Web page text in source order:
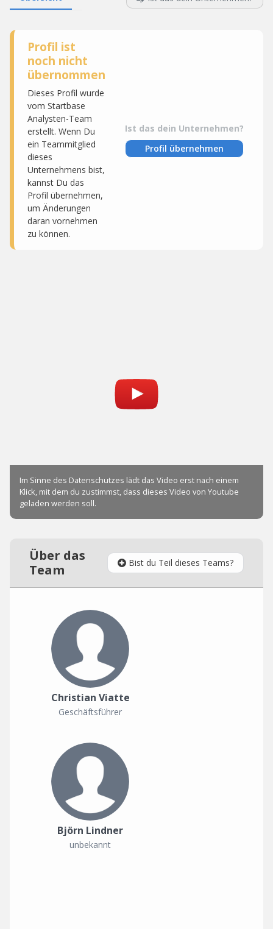
Profil ist
noch nicht
übernommen
Dieses Profil wurde
vom Startbase
Analysten-Team
erstellt. Wenn Du
ein Teammitglied
dieses
Unternehmens bist,
kannst Du das
Profil übernehmen,
um Änderungen
daran vornehmen
zu können.
Ist das dein Unternehmen?
Profil übernehmen
Über das
Team
Bist du Teil dieses Teams?
Christian Viatte
Geschäftsführer
Björn Lindner
unbekannt